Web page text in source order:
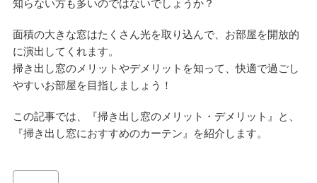
知らない方も多いのではないでしょうか？
面積の大きな窓はたくさん光を取り込んで、お部屋を開放的
に演出してくれます。
掃き出し窓のメリットやデメリットを知って、快適で過ごし
やすいお部屋を目指しましょう！
この記事では、『掃き出し窓のメリット・デメリット』と、
『掃き出し窓におすすめのカーテン』を紹介します。